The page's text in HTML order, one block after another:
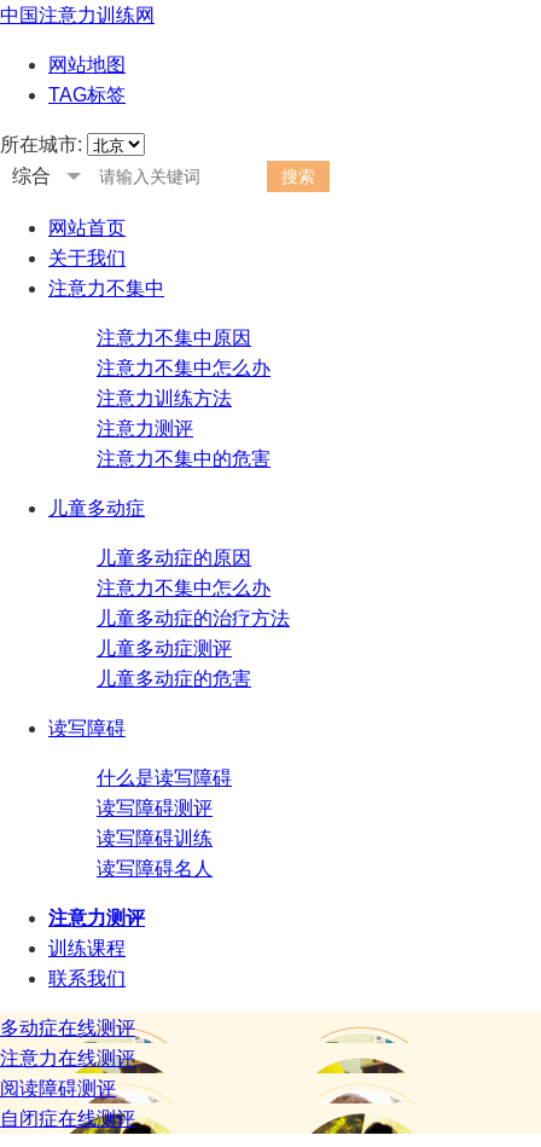
中国注意力训练网
网站地图
TAG标签
所在城市:
综合
网站首页
关于我们
注意力不集中
注意力不集中原因
注意力不集中怎么办
注意力训练方法
注意力测评
注意力不集中的危害
儿童多动症
儿童多动症的原因
注意力不集中怎么办
儿童多动症的治疗方法
儿童多动症测评
儿童多动症的危害
读写障碍
什么是读写障碍
读写障碍测评
读写障碍训练
读写障碍名人
注意力测评
训练课程
联系我们
多动症在线测评
注意力在线测评
阅读障碍测评
自闭症在线测评